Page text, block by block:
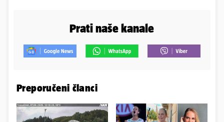
Prati naše kanale
Preporučeni članci